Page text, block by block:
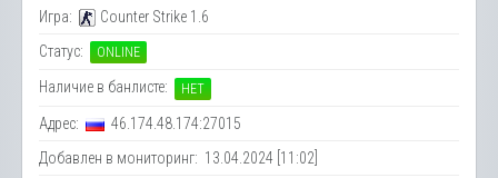
Игра:
Counter Strike 1.6
Статус:
ONLINE
Наличие в банлисте: НЕТ
Адрес:
46.174.48.174:27015
Добавлен в мониторинг: 13.04.2024 [11:02]